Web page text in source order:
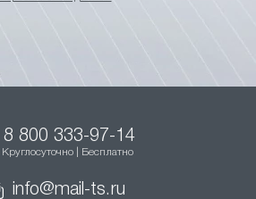
8 800 333-97-14
Круглосуточно | Бесплатно
info@mail-ts.ru